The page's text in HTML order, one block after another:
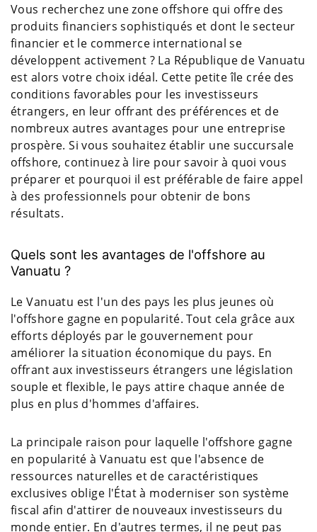
Vous recherchez une zone offshore qui offre des
produits financiers sophistiqués et dont le secteur
financier et le commerce international se
développent activement ? La République de Vanuatu
est alors votre choix idéal. Cette petite île crée des
conditions favorables pour les investisseurs
étrangers, en leur offrant des préférences et de
nombreux autres avantages pour une entreprise
prospère. Si vous souhaitez établir une succursale
offshore, continuez à lire pour savoir à quoi vous
préparer et pourquoi il est préférable de faire appel
à des professionnels pour obtenir de bons
résultats.
Quels sont les avantages de l'offshore au
Vanuatu ?
Le Vanuatu est l'un des pays les plus jeunes où
l'offshore gagne en popularité. Tout cela grâce aux
efforts déployés par le gouvernement pour
améliorer la situation économique du pays. En
offrant aux investisseurs étrangers une législation
souple et flexible, le pays attire chaque année de
plus en plus d'hommes d'affaires.
La principale raison pour laquelle l'offshore gagne
en popularité à Vanuatu est que l'absence de
ressources naturelles et de caractéristiques
exclusives oblige l'État à moderniser son système
fiscal afin d'attirer de nouveaux investisseurs du
monde entier. En d'autres termes, il ne peut pas